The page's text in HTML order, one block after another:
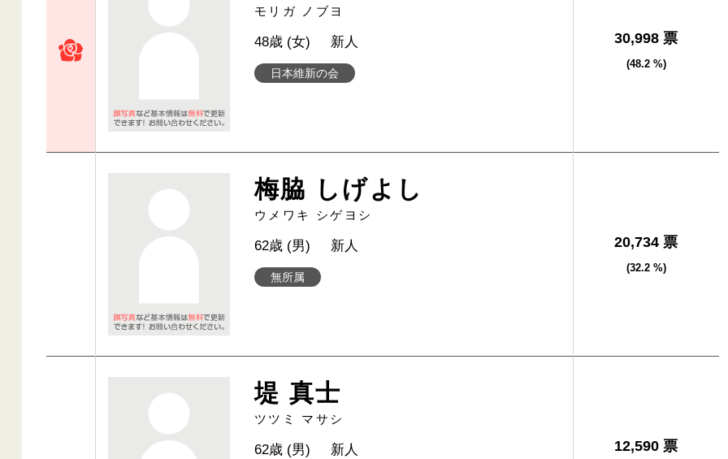
モリガ ノブヨ
日本維新の会
48歳 (女) 新人 30,998 票
(48.2 %)
梅脇 しげよし
ウメワキ シゲヨシ
無所属
62歳 (男) 新人 20,734 票
(32.2 %)
堤 真士
ツツミ マサシ
62歳 (男) 新人 12,590 票